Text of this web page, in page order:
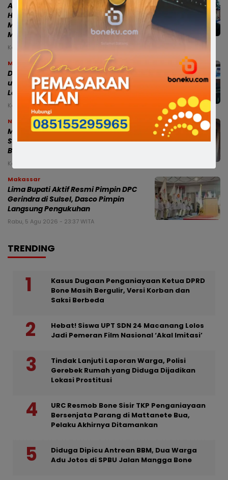
Audiens Bersama Menteri Lingkungan
Hidup, Gubernur Sulsel: PSEL
Mamminasata Temui Titik Terang, Siap
Masuk Tahap Lelang Ulang
Kamis, 6 Agu 2026 - 01:53 WITA
Makassar
Dua Ranperda Strategis Disiapkan
untuk Memperkuat Fiskal Daerah dan
Layanan Penjaminan UMKM
Kamis, 6 Agu 2026 - 01:21 WITA
News
Miris, Bocah 8 Tahun Diduga Dianiaya
Saat Hendak Mengaji di Masjid, Kepala
Bocor hingga Dijahit
Kamis, 6 Agu 2026 - 00:25 WITA
Makassar
Lima Bupati Aktif Resmi Pimpin DPC
Gerindra di Sulsel, Dasco Pimpin
Langsung Pengukuhan
Rabu, 5 Agu 2026 - 23:37 WITA
TRENDING
Kasus Dugaan Penganiayaan Ketua DPRD
Bone Masih Bergulir, Versi Korban dan
Saksi Berbeda
Hebat! Siswa UPT SDN 24 Macanang Lolos
Jadi Pemeran Film Nasional ‘Akal Imitasi’
Tindak Lanjuti Laporan Warga, Polisi
Gerebek Rumah yang Diduga Dijadikan
Lokasi Prostitusi
URC Resmob Bone Sisir TKP Penganiayaan
Bersenjata Parang di Mattanete Bua,
Pelaku Akhirnya Ditamankan
Diduga Dipicu Antrean BBM, Dua Warga
Adu Jotos di SPBU Jalan Mangga Bone